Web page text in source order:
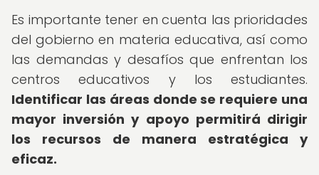
Es importante tener en cuenta las prioridades
del gobierno en materia educativa, así como
las demandas y desafíos que enfrentan los
centros educativos y los estudiantes.
Identificar las áreas donde se requiere una
mayor inversión y apoyo permitirá dirigir
los recursos de manera estratégica y
eficaz.